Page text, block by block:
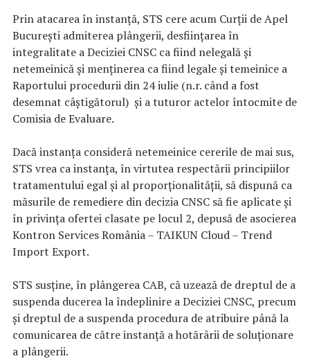
Prin atacarea în instanță, STS cere acum Curții de Apel
București admiterea plângerii, desființarea în
integralitate a Deciziei CNSC ca fiind nelegală și
netemeinică și menținerea ca fiind legale și temeinice a
Raportului procedurii din 24 iulie (n.r. când a fost
desemnat câștigătorul) și a tuturor actelor întocmite de
Comisia de Evaluare.
Dacă instanța consideră netemeinice cererile de mai sus,
STS vrea ca instanța, în virtutea respectării principiilor
tratamentului egal și al proporționalității, să dispună ca
măsurile de remediere din decizia CNSC să fie aplicate și
în privința ofertei clasate pe locul 2, depusă de asocierea
Kontron Services România – TAIKUN Cloud – Trend
Import Export.
STS susține, în plângerea CAB, că uzează de dreptul de a
suspenda ducerea la îndeplinire a Deciziei CNSC, precum
și dreptul de a suspenda procedura de atribuire până la
comunicarea de către instanță a hotărârii de soluționare
a plângerii.